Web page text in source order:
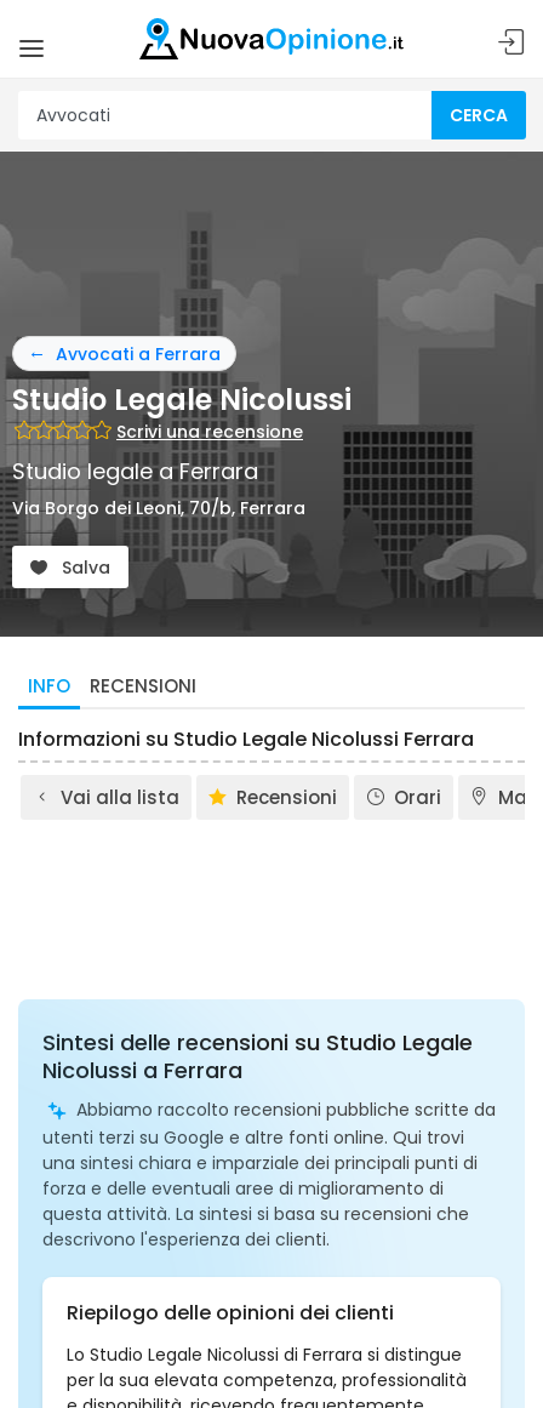
CERCA
Avvocati a Ferrara
Studio Legale Nicolussi
Scrivi una recensione
Studio legale a Ferrara
Via Borgo dei Leoni, 70/b, Ferrara
Salva
INFO RECENSIONI
Informazioni su Studio Legale Nicolussi Ferrara
Vai alla lista Recensioni Orari
Sintesi delle recensioni su Studio Legale
Nicolussi a Ferrara
Abbiamo raccolto recensioni pubbliche scritte da
utenti terzi su Google e altre fonti online. Qui trovi
una sintesi chiara e imparziale dei principali punti di
forza e delle eventuali aree di miglioramento di
questa attività. La sintesi si basa su recensioni che
descrivono l'esperienza dei clienti.
Riepilogo delle opinioni dei clienti
Lo Studio Legale Nicolussi di Ferrara si distingue
per la sua elevata competenza, professionalità